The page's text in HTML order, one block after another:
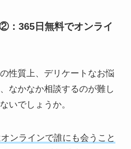
：365日無料でオンライ
性質上、デリケートなお悩
なかなか相談するのが難し
いでしょうか。
ンラインで誰にも会うこと